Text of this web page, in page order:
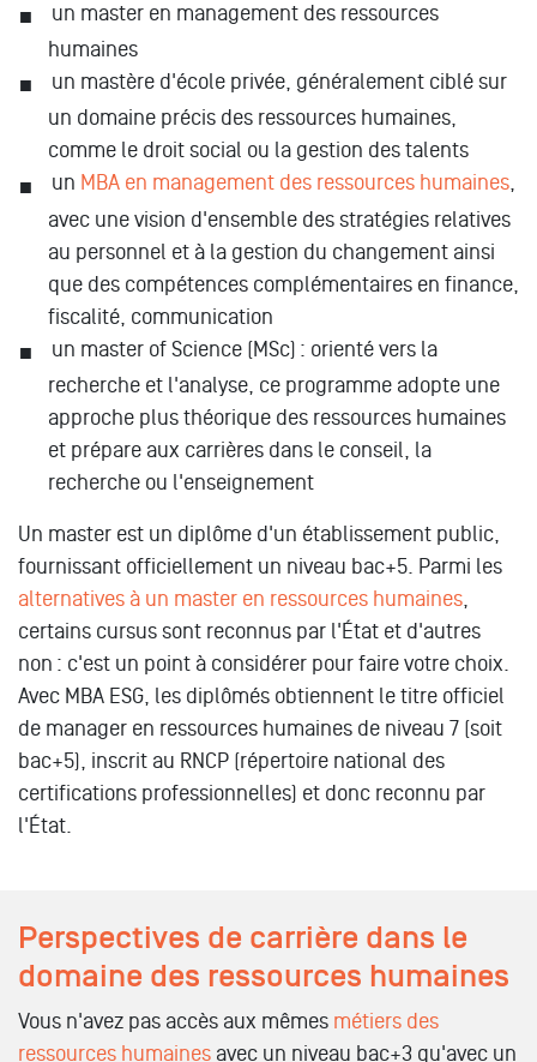
un master en management des ressources
humaines
un mastère d'école privée, généralement ciblé sur
un domaine précis des ressources humaines,
comme le droit social ou la gestion des talents
un MBA en management des ressources humaines,
avec une vision d'ensemble des stratégies relatives
au personnel et à la gestion du changement ainsi
que des compétences complémentaires en finance,
fiscalité, communication
un master of Science (MSc) : orienté vers la
recherche et l'analyse, ce programme adopte une
approche plus théorique des ressources humaines
et prépare aux carrières dans le conseil, la
recherche ou l'enseignement
Un master est un diplôme d'un établissement public,
fournissant officiellement un niveau bac+5. Parmi les
alternatives à un master en ressources humaines
certains cursus sont reconnus par l'État et d'autres
non : c'est un point à considérer pour faire votre choix.
Avec MBA ESG, les diplômés obtiennent le titre officiel
de manager en ressources humaines de niveau 7 (soit
bac+5), inscrit au RNCP (répertoire national des
certifications professionnelles) et donc reconnu par
l'État.
Perspectives de carrière dans le
domaine des ressources humaines
Vous n'avez pas accès aux mêmes métiers des
ressources humaines avec un niveau bac+3 qu'avec un